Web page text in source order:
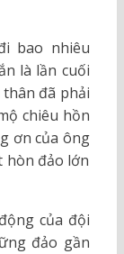
bao nhiêu
là lần cuối
đã phải
chiêu hồn
ơn của ông
hòn đảo lớn
của đội
đảo gần